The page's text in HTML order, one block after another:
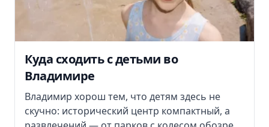
Куда сходить с детьми во
Владимире
Владимир хорош тем, что детям здесь не
скучно: исторический центр компактный, а